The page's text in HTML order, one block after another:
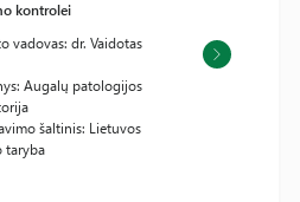
kontrolei
vadovas: dr. Vaidotas
Augalų patologijos
šaltinis: Lietuvos
taryba